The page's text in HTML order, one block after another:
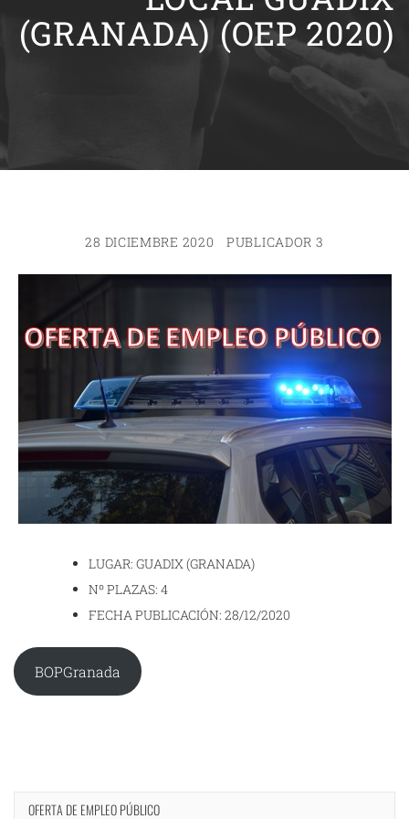
(GRANADA) (OEP 2020)
28 DICIEMBRE 2020 PUBLICADOR 3
LUGAR: GUADIX (GRANADA)
Nº PLAZAS: 4
FECHA PUBLICACIÓN: 28/12/2020
BOPGranada
OFERTA DE EMPLEO PÚBLICO